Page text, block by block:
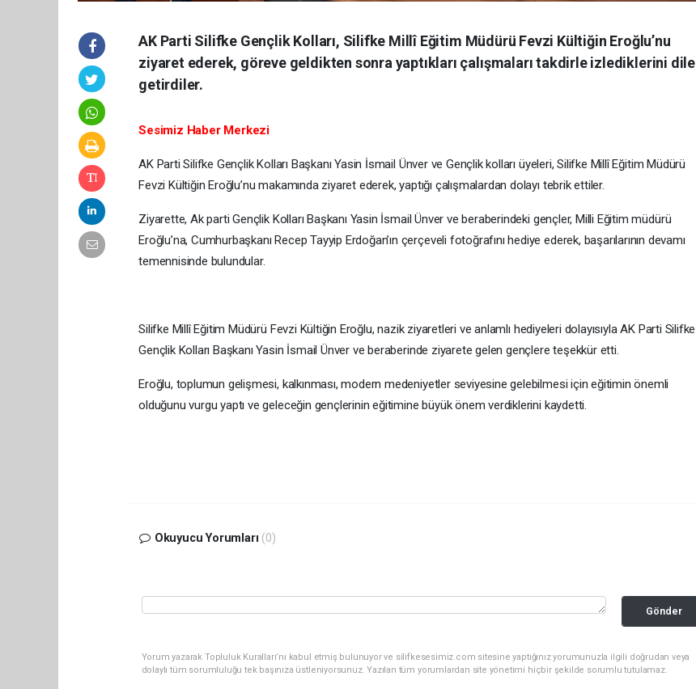
AK Parti Silifke Gençlik Kolları, Silifke Millî Eğitim Müdürü Fevzi Kültiğin Eroğlu’nu
ziyaret ederek, göreve geldikten sonra yaptıkları çalışmaları takdirle izlediklerini dile
getirdiler.
Sesimiz Haber Merkezi
AK Parti Silifke Gençlik Kolları Başkanı Yasin İsmail Ünver ve Gençlik kolları üyeleri, Silifke Millî Eğitim Müdürü
Fevzi Kültiğin Eroğlu’nu makamında ziyaret ederek, yaptığı çalışmalardan dolayı tebrik ettiler.
Ziyarette, Ak parti Gençlik Kolları Başkanı Yasin İsmail Ünver ve beraberindeki gençler, Milli Eğitim müdürü
Eroğlu’na, Cumhurbaşkanı Recep Tayyip Erdoğan’ın çerçeveli fotoğrafını hediye ederek, başarılarının devamı
temennisinde bulundular.
Silifke Millî Eğitim Müdürü Fevzi Kültiğin Eroğlu, nazik ziyaretleri ve anlamlı hediyeleri dolayısıyla AK Parti Silifke
Gençlik Kolları Başkanı Yasin İsmail Ünver ve beraberinde ziyarete gelen gençlere teşekkür etti.
Eroğlu, toplumun gelişmesi, kalkınması, modern medeniyetler seviyesine gelebilmesi için eğitimin önemli
olduğunu vurgu yaptı ve geleceğin gençlerinin eğitimine büyük önem verdiklerini kaydetti.
Okuyucu Yorumları (0)
Gönder
Yorum yazarak Topluluk Kuralları’nı kabul etmiş bulunuyor ve silifkesesimiz.com sitesine yaptığınız yorumunuzla ilgili doğrudan veya
dolaylı tüm sorumluluğu tek başınıza üstleniyorsunuz. Yazılan tüm yorumlardan site yönetimi hiçbir şekilde sorumlu tutulamaz.